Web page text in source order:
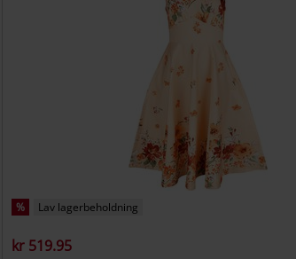
% Lav lagerbeholdning
kr 519.95